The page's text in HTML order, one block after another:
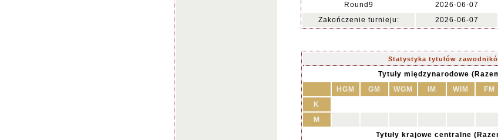
Round9
2026-06-07
Zakończenie turnieju:
2026-06-07
Statystyka tytułów
Tytuły międzynarodowe
HGM
GM WGM IM WIM FM
K
M
Tytuły krajowe centralne